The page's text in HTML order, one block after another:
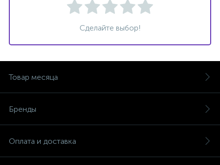
Сделайте выбор!
Товар месяца
Бренды
Оплата и доставка